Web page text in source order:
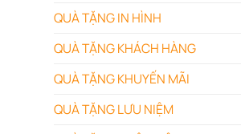
QUÀ TẶNG IN HÌNH
QUÀ TẶNG KHÁCH HÀNG
QUÀ TẶNG KHUYẾN MÃI
QUÀ TẶNG LƯU NIỆM